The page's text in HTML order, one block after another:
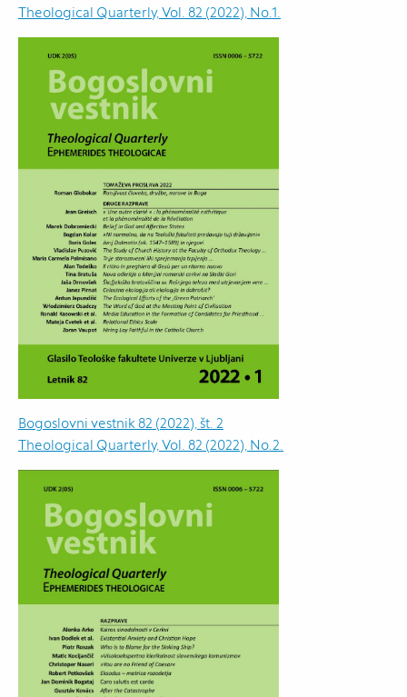
Theological Quarterly, Vol. 82 (2022), No.1.
Bogoslovni vestnik 82 (2022), št. 2
Theological Quarterly, Vol. 82 (2022), No.2.